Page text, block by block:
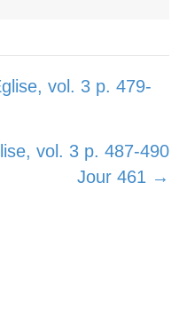
vol. 3 p. 479-
vol. 3 p. 487-490
Jour 461 →